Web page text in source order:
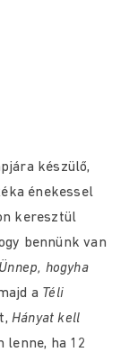
készülő,
énekessel
keresztül
bennünk van
Ünnep, hogyha
a Téli
Hányat kell
lenne, ha 12